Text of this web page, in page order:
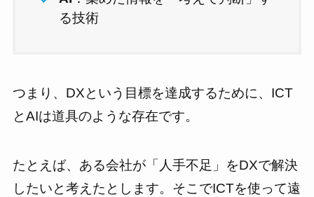
る技術
つまり、DXという目標を達成するために、ICT
とAIは道具のような存在です。
たとえば、ある会社が「人手不足」をDXで解決
したいと考えたとします。そこでICTを使って遠